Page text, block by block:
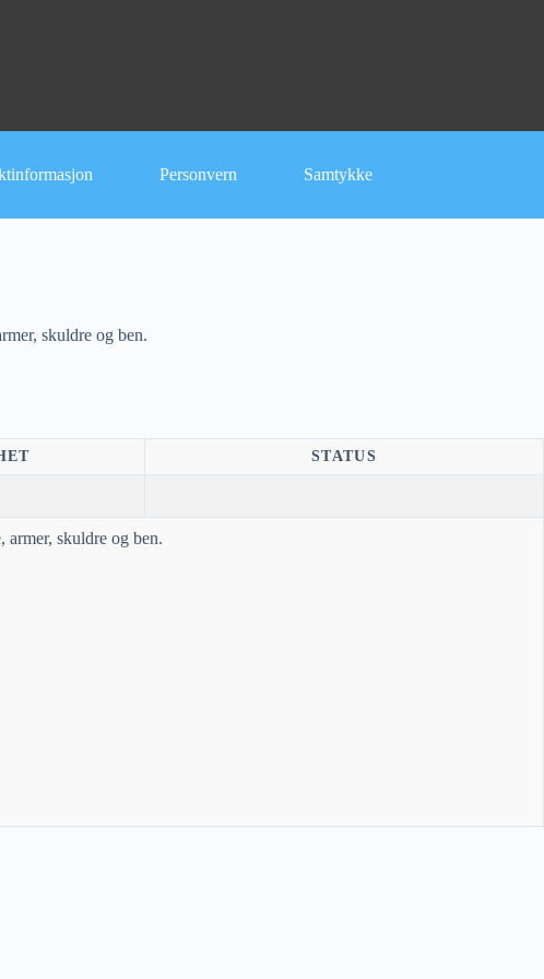
Personvern Samtykke
skuldre og ben.
STATUS
skuldre og ben.